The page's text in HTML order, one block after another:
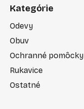
Kategórie
Odevy
Obuv
Ochranné pomôcky
Rukavice
Ostatné